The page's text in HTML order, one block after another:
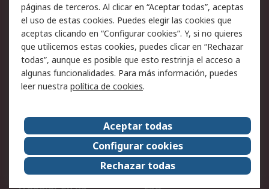
Legal
Aviso legal
Política de privacidad -
Actualizada
Política sobre cookies
Seguridad de emails
Certificaciones de
Condiciones de venta
Acerca de RS
Acerca de RS
RS Group
RS en el mundo
Sala de prensa
Trabajar en RS
ESG
páginas de terceros. Al clicar en “Aceptar todas”, aceptas
el uso de estas cookies. Puedes elegir las cookies que
aceptas clicando en “Configurar cookies”. Y, si no quieres
que utilicemos estas cookies, puedes clicar en “Rechazar
todas”, aunque es posible que esto restrinja el acceso a
algunas funcionalidades. Para más información, puedes
leer nuestra política de cookies.
Aceptar todas
Configurar cookies
Rechazar todas